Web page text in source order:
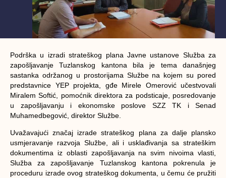
Podrška u izradi strateškog plana Javne ustanove Služba za
zapošljavanje Tuzlanskog kantona bila je tema današnjeg
sastanka održanog u prostorijama Službe na kojem su pored
predstavnice YEP projekta, gđe Mirele Omerović učestvovali
Miralem Softić, pomoćnik direktora za podsticaje, posredovanje
u zapošljavanju i ekonomske poslove SZZ TK i Senad
Muhamedbegović, direktor Službe.
Uvažavajući značaj izrade strateškog plana za dalje plansko
usmjeravanje razvoja Službe, ali i usklađivanja sa strateškim
dokumentima iz oblasti zapošljavanja na svim nivoima vlasti,
Služba za zapošljavanje Tuzlanskog kantona pokrenula je
proceduru izrade ovog strateškog dokumenta, u čemu će pružiti